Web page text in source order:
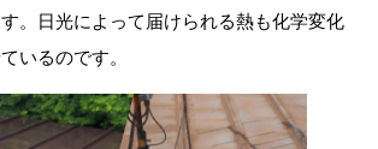
。日光によって届けられる熱も化学変化
いるのです。